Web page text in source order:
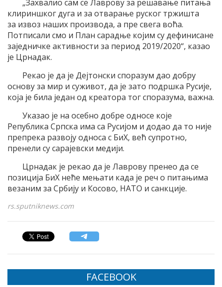
„Захвалио сам се Лаврову за решавање питања
клириншког дуга и за отварање руског тржишта
за извоз наших производа, а пре свега воћа.
Потписали смо и План сарадње којим су дефинисане
заједничке активности за период 2019/2020“, казао
је Црнадак.
Рекао је да је Дејтонски споразум дао добру
основу за мир и суживот, да је зато подршка Русије,
која је била један од креатора тог споразума, важна.
Указао је на осебно добре односе које
Република Српска има са Русијом и додао да то није
препрека развоју односа с БиХ, већ супротно,
пренели су сарајевски медији.
Црнадак је рекао да је Лаврову пренео да се
позиција БиХ неће мењати када је реч о питањима
везаним за Србију и Косово, НАТО и санкције.
rs.sputniknews.com
FACEBOOK